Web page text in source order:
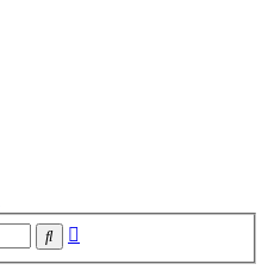
Suche